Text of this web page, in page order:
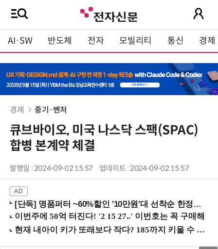
AI·SW 반도체 전자 모빌리티 통신 경제
경제 중기·벤처
큐브바이오, 미국 나스닥 스팩(SPAC)
합병 본계약 체결
발행일 : 2024-09-02 15:57 업데이트 : 2024-09-02 15:57
[단독] 명품퍼터 ~60%할인 '10만원'대 선착순 한정판매!